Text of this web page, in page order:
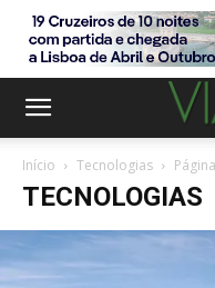
Início Tecnologias
TECNOLOGIAS